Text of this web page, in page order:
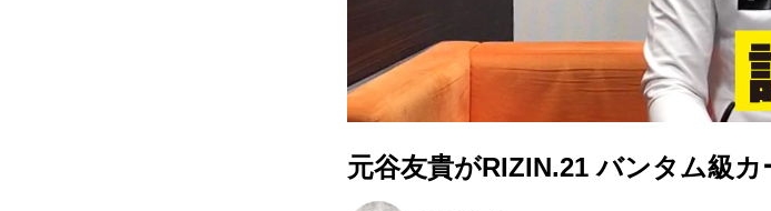
元谷友貴がRIZIN.21 バンタム級カ